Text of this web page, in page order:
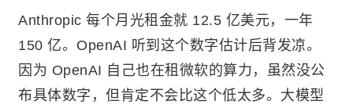
Anthropic 每个月光租金就 12.5 亿美元，一年
150 亿。OpenAI 听到这个数字估计后背发凉。
因为 OpenAI 自己也在租微软的算力，虽然没公
布具体数字，但肯定不会比这个低太多。大模型